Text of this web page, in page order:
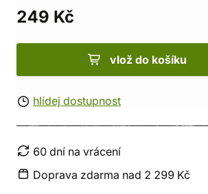
249 Kč
vlož do košíku
hlídej dostupnost
60 dní na vrácení
Doprava zdarma nad 2 299 Kč